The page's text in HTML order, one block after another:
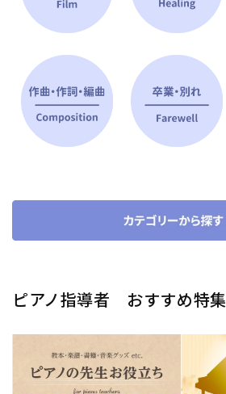
ピアノ指導者 おすすめ特集